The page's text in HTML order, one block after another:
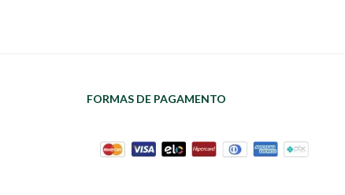
FORMAS DE PAGAMENTO